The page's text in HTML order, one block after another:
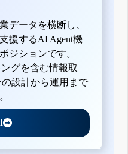
データを横断し、
援するAI Agent機
ジションです。
グを含む情報取
設計から運用まで